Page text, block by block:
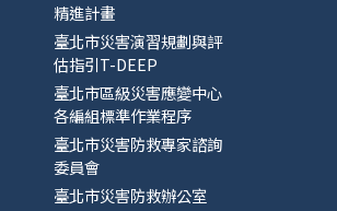
精進計畫
臺北市災害演習規劃與評
估指引T-DEEP
臺北市區級災害應變中心
各編組標準作業程序
臺北市災害防救專家諮詢
委員會
臺北市災害防救辦公室